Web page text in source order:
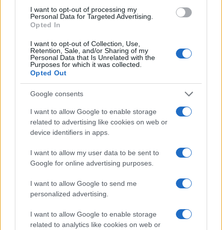
I want to opt-out of processing my
Personal Data for Targeted Advertising.
Opted In
I want to opt-out of Collection, Use,
Retention, Sale, and/or Sharing of my
Personal Data that Is Unrelated with the
Purposes for which it was collected.
Opted Out
Google consents
I want to allow Google to enable storage
related to advertising like cookies on web or
device identifiers in apps.
I want to allow my user data to be sent to
Google for online advertising purposes.
I want to allow Google to send me
personalized advertising.
I want to allow Google to enable storage
related to analytics like cookies on web or
Cómo afectará el eclipse solar a las mascotas y
animales salvajes
Andrés Rodríguez · 9 Ago 2026